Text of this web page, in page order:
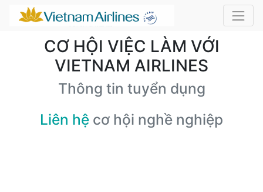
CƠ HỘI VIỆC LÀM VỚI
VIETNAM AIRLINES
Thông tin tuyển dụng
Liên hệ cơ hội nghề nghiệp